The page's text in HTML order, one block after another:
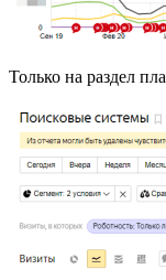
Только на раздел